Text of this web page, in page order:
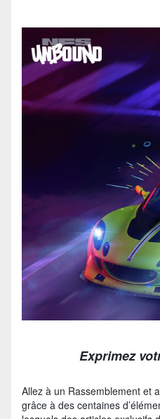
Exprimez
Allez à un Rassemblement et
grâce à des centaines